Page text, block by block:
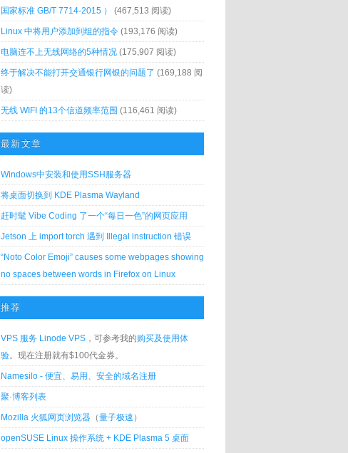
国家标准 GB/T 7714-2015 ）
(467,513 阅读)
Linux 中将用户添加到组的指令 (193,176 阅读)
电脑连不上无线网络的5种情况 (175,907 阅读)
终于解决不能打开交通银行网银的问题了 (169,188 阅
读)
无线 WIFI 的13个信道频率范围 (116,461 阅读)
最新文章
Windows中安装和使用SSH服务器
将桌面切换到 KDE Plasma Wayland
赶时髦 Vibe Coding 了一个“每日一色”的网页应用
Jetson 上 import torch 遇到 Illegal instruction 错误
“Noto Color Emoji” causes some webpages showing
no spaces between words in Firefox on Linux
推荐
VPS 服务 Linode VPS ，可参考我的购买及使用体
验。现在注册就有$100代金券。
Namesilo - 便宜、易用、安全的域名注册
聚·博客列表
Mozilla 火狐网页浏览器 （量子极速 ）
openSUSE Linux 操作系统 + KDE Plasma 5 桌面